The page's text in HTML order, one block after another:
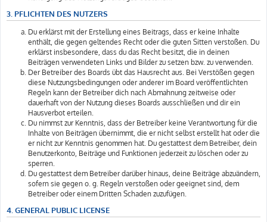
3. PFLICHTEN DES NUTZERS
Du erklärst mit der Erstellung eines Beitrags, dass er keine Inhalte
enthält, die gegen geltendes Recht oder die guten Sitten verstoßen. Du
erklärst insbesondere, dass du das Recht besitzt, die in deinen
Beiträgen verwendeten Links und Bilder zu setzen bzw. zu verwenden.
Der Betreiber des Boards übt das Hausrecht aus. Bei Verstößen gegen
diese Nutzungsbedingungen oder anderer im Board veröffentlichten
Regeln kann der Betreiber dich nach Abmahnung zeitweise oder
dauerhaft von der Nutzung dieses Boards ausschließen und dir ein
Hausverbot erteilen.
Du nimmst zur Kenntnis, dass der Betreiber keine Verantwortung für die
Inhalte von Beiträgen übernimmt, die er nicht selbst erstellt hat oder die
er nicht zur Kenntnis genommen hat. Du gestattest dem Betreiber, dein
Benutzerkonto, Beiträge und Funktionen jederzeit zu löschen oder zu
sperren.
Du gestattest dem Betreiber darüber hinaus, deine Beiträge abzuändern,
sofern sie gegen o. g. Regeln verstoßen oder geeignet sind, dem
Betreiber oder einem Dritten Schaden zuzufügen.
4. GENERAL PUBLIC LICENSE